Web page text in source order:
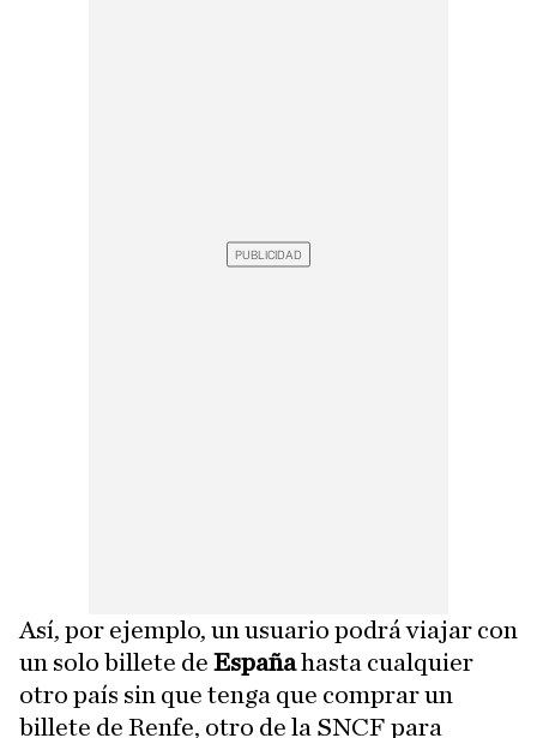
Así, por ejemplo, un usuario podrá viajar con
un solo billete de Españahasta cualquier
otro país sin que tenga que comprar un
billete de Renfe, otro de la SNCF para